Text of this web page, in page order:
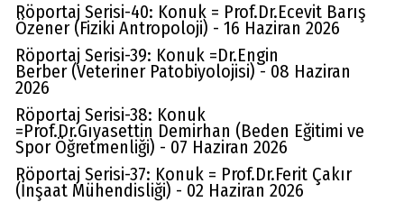
Röportaj Serisi-40: Konuk = Prof.Dr.Ecevit Barış
Özener (Fiziki Antropoloji) - 16 Haziran 2026
Röportaj Serisi-39: Konuk =Dr.Engin
Berber (Veteriner Patobiyolojisi) - 08 Haziran
2026
Röportaj Serisi-38: Konuk
=Prof.Dr.Gıyasettin Demirhan (Beden Eğitimi ve
Spor Öğretmenliği) - 07 Haziran 2026
Röportaj Serisi-37: Konuk = Prof.Dr.Ferit Çakır
(İnşaat Mühendisliği) - 02 Haziran 2026